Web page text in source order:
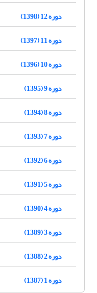
دوره 12 (1398)
دوره 11 (1397)
دوره 10 (1396)
دوره 9 (1395)
دوره 8 (1394)
دوره 7 (1393)
دوره 6 (1392)
دوره 5 (1391)
دوره 4 (1390)
دوره 3 (1389)
دوره 2 (1388)
دوره 1 (1387)